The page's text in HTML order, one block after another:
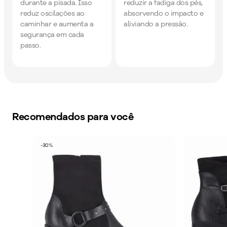
durante a pisada. Isso
reduz oscilações ao
caminhar e aumenta a
segurança em cada
passo.
reduzir a fadiga dos pés,
absorvendo o impacto e
aliviando a pressão.
Recomendados para você
-30%